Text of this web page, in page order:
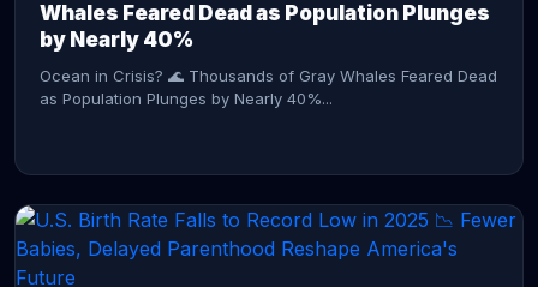
Whales Feared Dead as Population Plunges
by Nearly 40%
Ocean in Crisis? 🌊 Thousands of Gray Whales Feared Dead
as Population Plunges by Nearly 40%...